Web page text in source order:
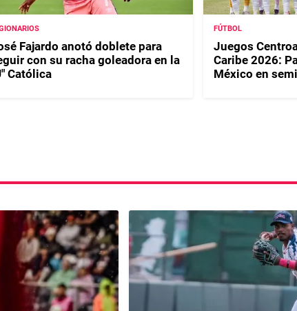
Fajardo anotó doblete para
con su racha goleadora en la
Católica
FÚTBOL
Juegos
Caribe 2026:
México en